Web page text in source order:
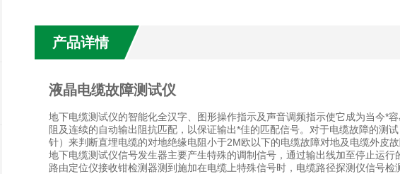
产品详情
液晶电缆故障测试仪
地下电缆测试仪的智能化全汉字、图形操作指示及声音调频指示使它成为当今*
阻及连续的自动输出阻抗匹配，以保证输出*佳的匹配信号。对于电缆故障的测
针）来判断直埋电缆的对地绝缘电阻小于2M欧以下的电缆故障对地及电缆外皮故
地下电缆测试仪信号发生器主要产生特殊的调制信号，通过输出线加至停止运
路由定位仪接收钳检测器测到施加在电缆上特殊信号时，电缆路径探测仪信号